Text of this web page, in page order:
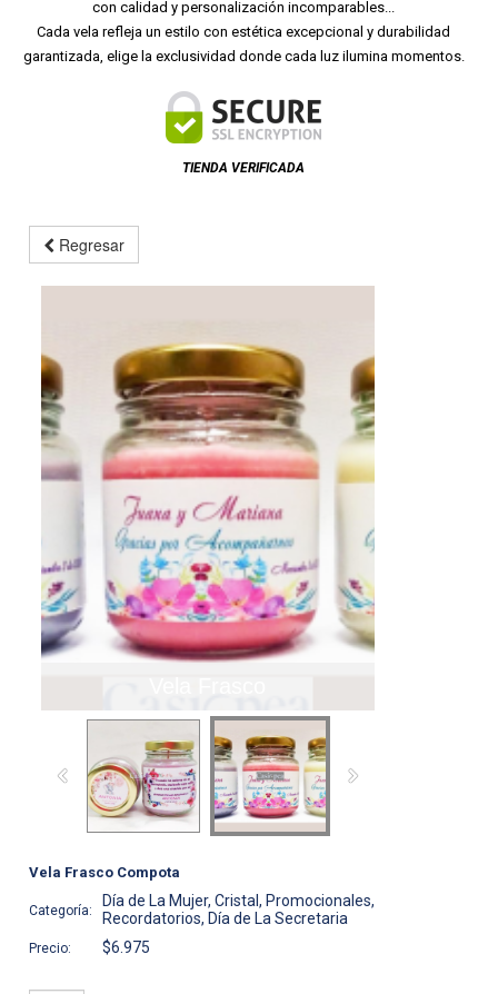
con calidad y personalización incomparables...
Cada vela refleja un estilo con estética excepcional y durabilidad
garantizada, elige la exclusividad donde cada luz ilumina momentos.
TIENDA VERIFICADA
Regresar
Vela Frasco Compota
Categoría:
Día de La Mujer, Cristal, Promocionales,
Recordatorios, Día de La Secretaria
Precio: $6.975